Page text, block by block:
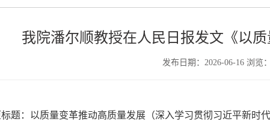
我院潘尔顺教授在人民日报发文《以质
发布日期：2026-06-16 浏览
题：以质量变革推动高质量发展（深入学习贯彻习近平新时